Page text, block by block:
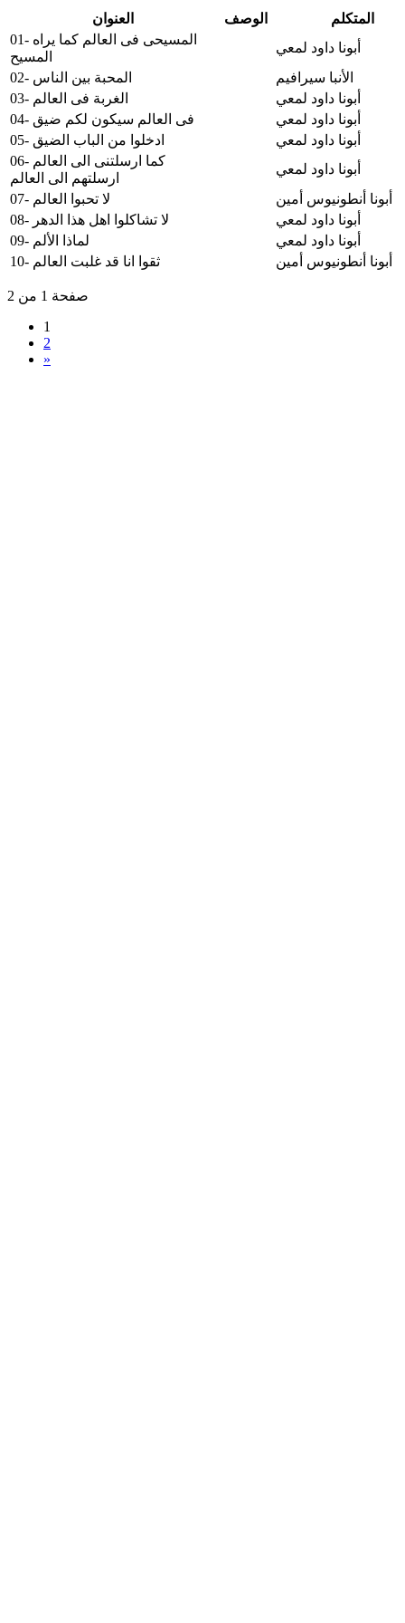
العنوان الوصف
المتكلم
01- المسيحى فى العالم كما يراه
المسيح
أبونا داود لمعي
02- المحبة بين الناس
الأنبا سيرافيم
03- الغربة فى العالم
أبونا داود لمعي
04- فى العالم سيكون لكم ضيق
أبونا داود لمعي
05- ادخلوا من الباب الضيق
أبونا داود لمعي
06- كما ارسلتنى الى العالم
ارسلتهم الى العالم
أبونا داود لمعي
07- لا تحبوا العالم
أبونا أنطونيوس أمين
08- لا تشاكلوا اهل هذا الدهر
أبونا داود لمعي
09- لماذا الألم
أبونا داود لمعي
10- ثقوا انا قد غلبت العالم
أبونا أنطونيوس أمين
صفحة 1 من 2
1
2
»